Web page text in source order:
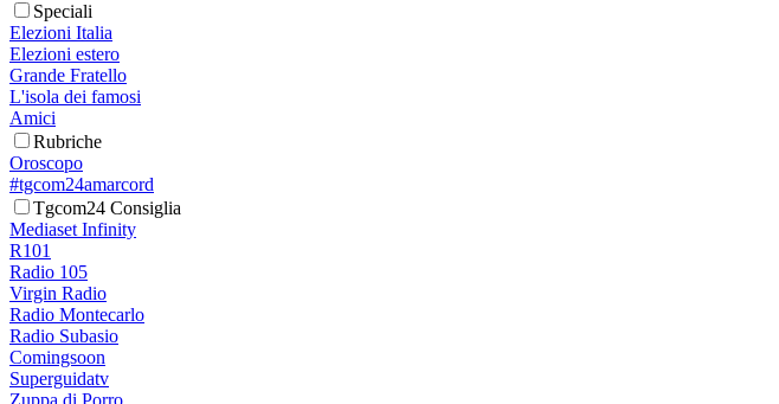
Speciali
Elezioni Italia
Elezioni estero
Grande Fratello
L'isola dei famosi
Amici
Rubriche
Oroscopo
#tgcom24amarcord
Tgcom24 Consiglia
Mediaset Infinity
R101
Radio 105
Virgin Radio
Radio Montecarlo
Radio Subasio
Comingsoon
Superguidatv